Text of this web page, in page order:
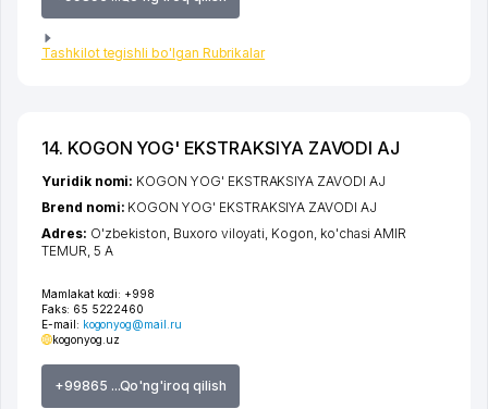
Tashkilot tegishli bo'lgan Rubrikalar
14. KOGON YOG' EKSTRAKSIYA ZAVODI AJ
Mamlakat kodi: +998
Faks: 65 5222460
E-mail: kogonyog@mail.ru
kogonyog.uz
+99865 ...Qo'ng'iroq qilish
Yuridik nomi: KOGON YOG' EKSTRAKSIYA ZAVODI AJ
Brend nomi: KOGON YOG' EKSTRAKSIYA ZAVODI AJ
Adres: O'zbekiston, Buxoro viloyati Kogon ko'chasi AMIR
TEMUR , 5 А